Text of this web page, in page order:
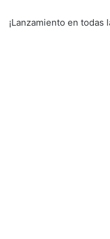
¡Lanzamiento en todas